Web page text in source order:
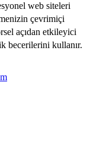
web siteleri
çevrimiçi
açıdan etkileyici
becerilerini kullanır.